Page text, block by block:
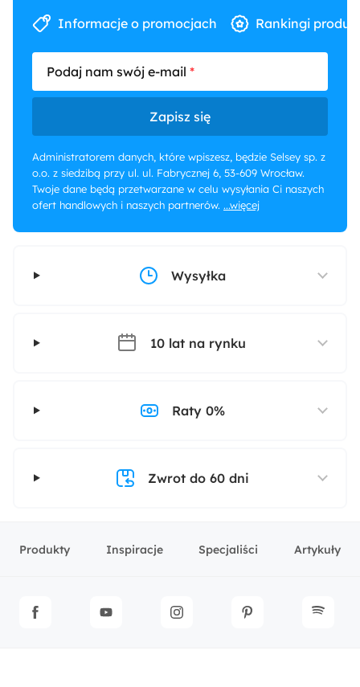
Informacje o promocjach Rankingi
Podaj nam swój e-mail
Zapisz się
Administratorem danych, które wpiszesz, będzie Selsey sp. z
o.o. z siedzibą przy ul. ul. Fabrycznej 6, 53-609 Wrocław.
Twoje dane będą przetwarzane w celu wysyłania Ci naszych
ofert handlowych i naszych partnerów. ...więcej
Wysyłka
10 lat na rynku
Raty 0%
Zwrot do 60 dni
Produkty Inspiracje Specjaliści Artykuły